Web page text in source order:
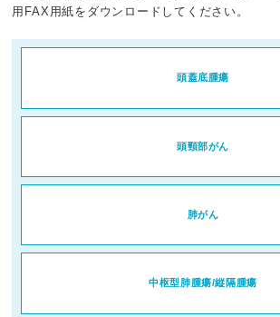
用FAX用紙をダウンロードしてください。
頭蓋底腫瘍
頭頸部がん
肺がん
中枢型肺腫瘍/縦隔腫瘍